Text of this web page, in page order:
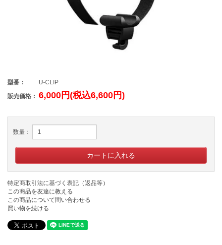
型番：
U-CLIP
販売価格： 6,000円(税込6,600円)
数量：
特定商取引法に基づく表記（返品等）
この商品を友達に教える
この商品について問い合わせる
買い物を続ける